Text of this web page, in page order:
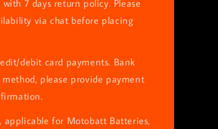
7 days return policy. Please
via chat before placing
debit card payments. Bank
please provide payment
applicable for Motobatt Batteries,